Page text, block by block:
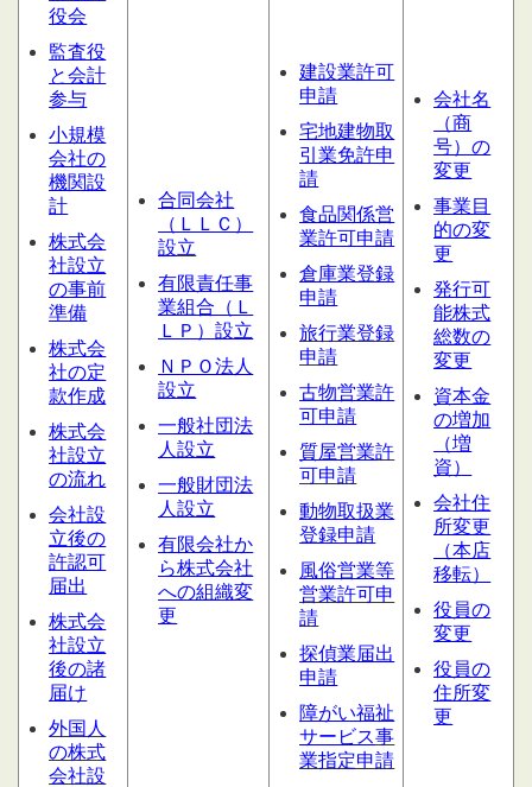
役会
監査役
と会計
参与
小規模
会社の
機関設
計
株式会
社設立
の事前
準備
株式会
社の定
款作成
株式会
社設立
の流れ
会社設
立後の
許認可
届出
株式会
社設立
後の諸
届け
外国人
の株式
会社設
合同会社
（ＬＬＣ）
設立
有限責任事
業組合（Ｌ
ＬＰ）設立
ＮＰＯ法人
設立
一般社団法
人設立
一般財団法
人設立
有限会社か
ら株式会社
への組織変
更
建設業許可
申請
宅地建物取
引業免許申
請
食品関係営
業許可申請
倉庫業登録
申請
旅行業登録
申請
古物営業許
可申請
質屋営業許
可申請
動物取扱業
登録申請
風俗営業等
営業許可申
請
探偵業届出
申請
障がい福祉
サービス事
業指定申請
会社名
（商
号）の
変更
事業目
的の変
更
発行可
能株式
総数の
変更
資本金
の増加
（増
資）
会社住
所変更
（本店
移転）
役員の
変更
役員の
住所変
更